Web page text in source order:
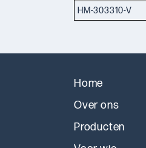
HM-303310-V
Home
Over ons
Producten